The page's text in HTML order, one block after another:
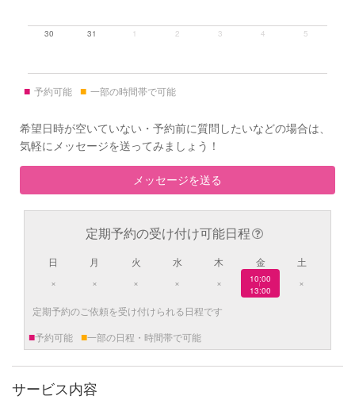
30 31 1 2 3 4 5
■ 予約可能 ■ 一部の時間帯で可能
希望日時が空いていない・予約前に質問したいなどの場合は、
気軽にメッセージを送ってみましょう！
メッセージを送る
定期予約の受け付け可能日程
日
×
月
×
火
×
水
×
木
×
金
10:00
|
13:00
土
×
定期予約のご依頼を受け付けられる日程です
■予約可能 ■一部の日程・時間帯で可能
サービス内容